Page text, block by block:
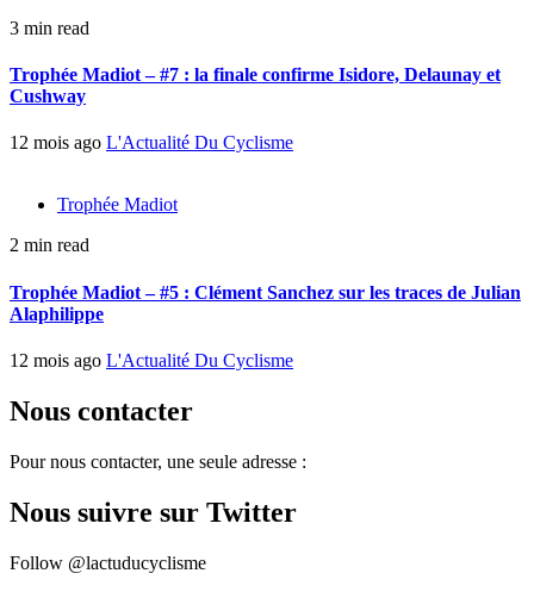
3 min read
Trophée Madiot – #7 : la finale confirme Isidore, Delaunay et
Cushway
12 mois ago L'Actualité Du Cyclisme
Trophée Madiot
2 min read
Trophée Madiot – #5 : Clément Sanchez sur les traces de Julian
Alaphilippe
12 mois ago L'Actualité Du Cyclisme
Nous contacter
Pour nous contacter, une seule adresse :
Nous suivre sur Twitter
Follow @lactuducyclisme